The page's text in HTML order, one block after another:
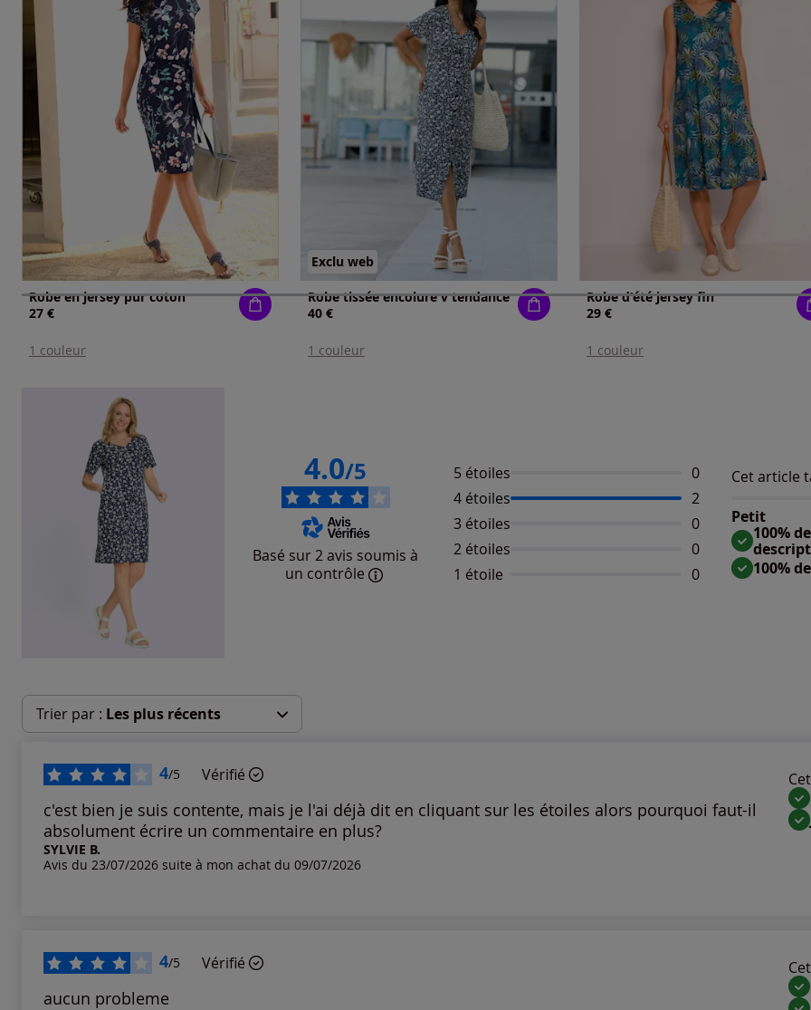
Robe en jersey pur coton
27 €
1 couleur
Exclu web
Robe tissée encolure v tendance
40 €
1 couleur
Robe d'été jersey fin
29 €
1 couleur
4.0/5
Basé sur 2 avis soumis à
un contrôle
5 étoiles Aucun avis
0
4 étoiles
Nombre d'avis :
2
3 étoiles
Aucun avis
0
2 étoiles
Aucun avis
0
1 étoile
Aucun avis
0
Cet article
Petit
Répartition
Taille
100%
100%
Trier par : Les plus récents
Les plus anciens
Notes les plus élevées
4/5 Vérifié
c'est bien je suis contente, mais je l'ai déjà dit en cliquant sur les étoiles alors pourquoi faut-il
absolument écrire un commentaire en plus?
SYLVIE B.
Avis du 23/07/2026 suite à mon achat du 09/07/2026
4/5 Vérifié
aucun probleme